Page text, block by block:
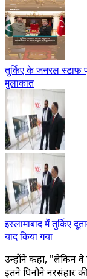
तुर्किए के जनरल स्टाफ
मुलाकात
इस्लामाबाद में तुर्किए
याद किया गया
उन्होंने कहा, "लेकिन
इतने घिनौने नरसंहार